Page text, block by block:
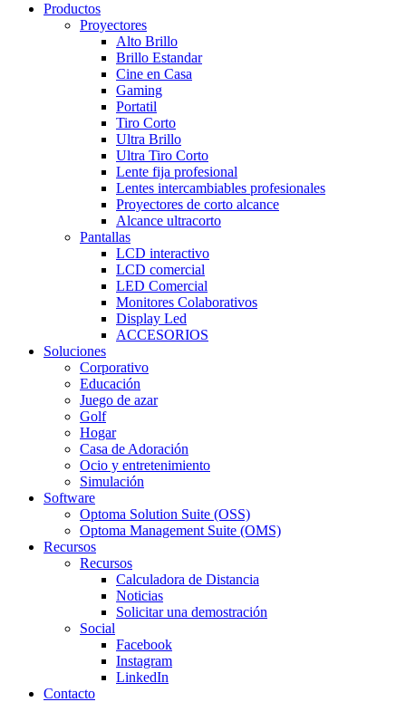
Productos
Proyectores
Alto Brillo
Brillo Estandar
Cine en Casa
Gaming
Portatil
Tiro Corto
Ultra Brillo
Ultra Tiro Corto
Lente fija profesional
Lentes intercambiables profesionales
Proyectores de corto alcance
Alcance ultracorto
Pantallas
LCD interactivo
LCD comercial
LED Comercial
Monitores Colaborativos
Display Led
ACCESORIOS
Soluciones
Corporativo
Educación
Juego de azar
Golf
Hogar
Casa de Adoración
Ocio y entretenimiento
Simulación
Software
Optoma Solution Suite (OSS)
Optoma Management Suite (OMS)
Recursos
Recursos
Calculadora de Distancia
Noticias
Solicitar una demostración
Social
Facebook
Instagram
LinkedIn
Contacto